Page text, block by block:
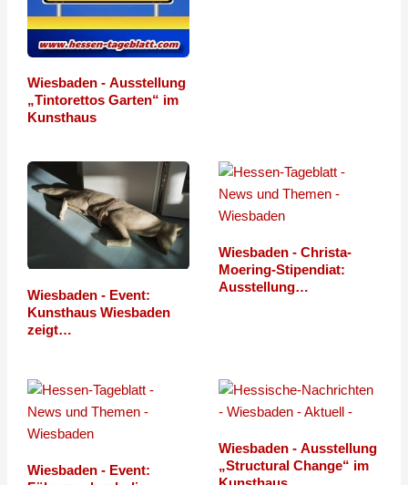
Wiesbaden - Ausstellung
„Tintorettos Garten“ im
Kunsthaus
Wiesbaden - Event:
Kunsthaus Wiesbaden
zeigt…
Wiesbaden - Christa-
Moering-Stipendiat:
Ausstellung…
Wiesbaden - Event:
Wiesbaden - Ausstellung
„Structural Change“ im